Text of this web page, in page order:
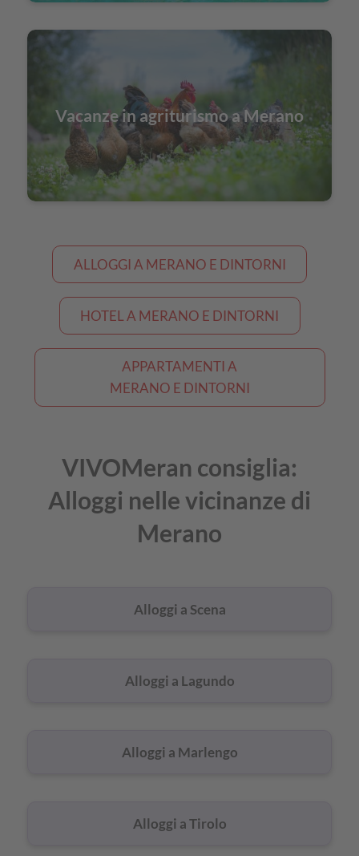
Vacanze in agriturismo a Merano
ALLOGGI A MERANO E DINTORNI
HOTEL A MERANO E DINTORNI
APPARTAMENTI A
MERANO E DINTORNI
VIVOMeran consiglia:
Alloggi nelle vicinanze di
Merano
Alloggi a Scena
Alloggi a Lagundo
Alloggi a Marlengo
Alloggi a Tirolo